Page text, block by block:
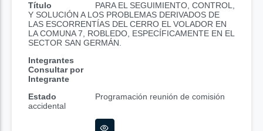
Título
PARA EL SEGUIMIENTO, CONTROL,
Y SOLUCIÓN A LOS PROBLEMAS DERIVADOS DE
LAS ESCORRENTÍAS DEL CERRO EL VOLADOR EN
LA COMUNA 7, ROBLEDO, ESPECÍFICAMENTE EN EL
SECTOR SAN GERMÁN.
Integrantes
Consultar por
Integrante
Estado
Programación reunión de comisión
accidental